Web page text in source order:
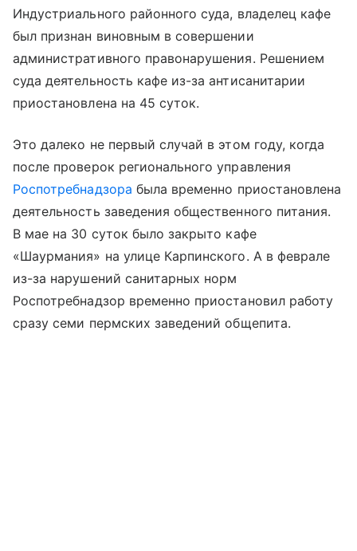
Индустриального районного суда, владелец кафе
был признан виновным в совершении
административного правонарушения. Решением
суда деятельность кафе из-за антисанитарии
приостановлена на 45 суток.
Это далеко не первый случай в этом году, когда
после проверок регионального управления
Роспотребнадзора была временно приостановлена
деятельность заведения общественного питания.
В мае на 30 суток было закрыто кафе
«Шаурмания» на улице Карпинского. А в феврале
из-за нарушений санитарных норм
Роспотребнадзор временно приостановил работу
сразу семи пермских заведений общепита.